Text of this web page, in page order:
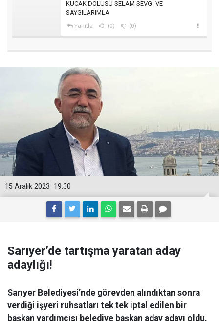
KUCAK DOLUSU SELAM SEVGİ VE
SAYGILARIMLA
Yanıtla (0) (0)
19:30
15 Aralık 2023
Sarıyer’de tartışma yaratan aday
adaylığı!
Sarıyer Belediyesi’nde görevden alındıktan sonra
verdiği işyeri ruhsatları tek tek iptal edilen bir
başkan yardımcısı belediye başkan aday adayı oldu.